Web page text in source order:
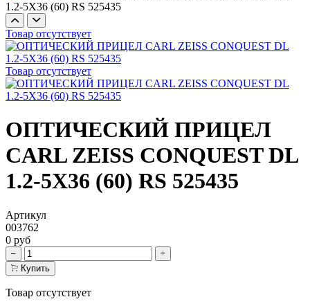
Товар отсутствует
Товар отсутствует
ОПТИЧЕСКИЙ ПРИЦЕЛ
CARL ZEISS CONQUEST DL
1.2-5X36 (60) RS 525435
Артикул
003762
0 руб
Купить
Товар отсутствует